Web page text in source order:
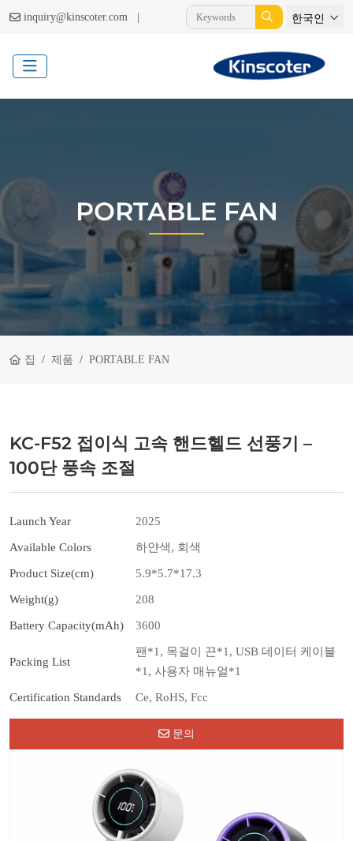
inquiry@kinscoter.com | 한국인
PORTABLE FAN
집 제품 PORTABLE FAN
KC-F52 접이식 고속 핸드헬드 선풍기 –
100단 풍속 조절
Launch Year 2025
Available Colors 하얀색, 회색
Product Size(cm) 5.9*5.7*17.3
Weight(g) 208
Battery Capacity(mAh) 3600
Packing List
팬*1, 목걸이 끈*1, USB 데이터 케이블
*1, 사용자 매뉴얼*1
Certification Standards Ce, RoHS, Fcc
문의